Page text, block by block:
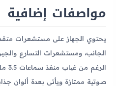
مواصفات إضافية
يحتوي الجهاز على مستشعرات
الجانب، ومستشعرات التسارع
صوتية ممتازة ويأتي بعدة ألوان